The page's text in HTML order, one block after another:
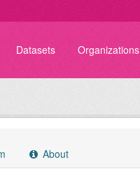
Datasets Organizations
About